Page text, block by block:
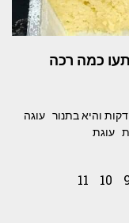
כמה רכה
עוגת גבינה בחושה .. בלי מיקסר ..בלי הפרדה.. 5 דקות והיא בתנור עוגה
עוגת
10
11